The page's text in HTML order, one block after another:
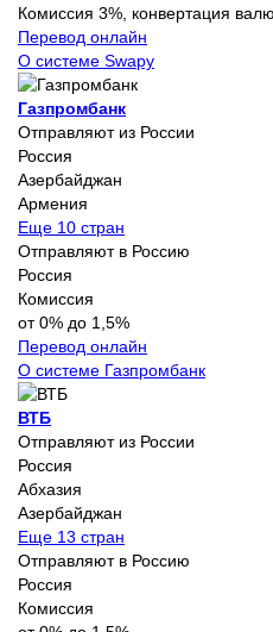
Комиссия 3%, конвертация
Перевод онлайн
О системе Swapy
Газпромбанк
Отправляют из России
Россия
Азербайджан
Армения
Еще 10 стран
Отправляют в Россию
Россия
Комиссия
от 0% до 1,5%
Перевод онлайн
О системе Газпромбанк
ВТБ
Отправляют из России
Россия
Абхазия
Азербайджан
Еще 13 стран
Отправляют в Россию
Россия
Комиссия